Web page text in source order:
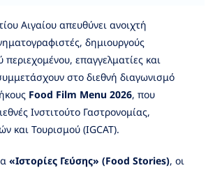
Αιγαίου απευθύνει ανοιχτή
δημιουργούς
περιεχομένου, επαγγελματίες και
στο διεθνή διαγωνισμό
Food Film Menu 2026, που
Ινστιτούτο Γαστρονομίας,
και Τουρισμού (IGCAT).
«Ιστορίες Γεύσης» (Food Stories), οι